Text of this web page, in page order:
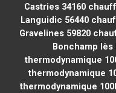
Castries 34160
Languidic 56440
Gravelines 59820
Bonchamp lès
thermodynamique
thermodynamique
thermodynamique